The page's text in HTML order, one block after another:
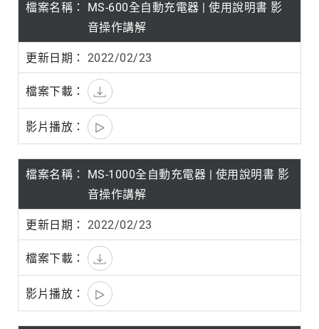
MS-600全自動充電器 | 使用說明書 影
音操作講解
2022/02/23
MS-1000全自動充電器 | 使用說明書 影
音操作講解
2022/02/23